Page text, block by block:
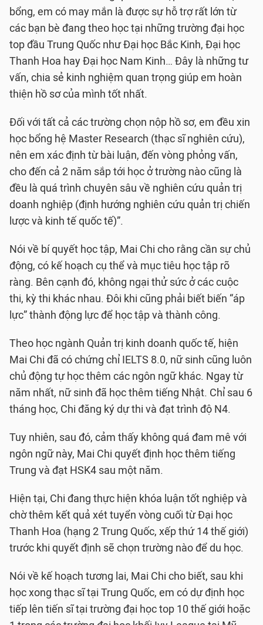
bổng, em có may mắn là được sự hỗ trợ rất lớn từ
các bạn bè đang theo học tại những trường đại học
top đầu Trung Quốc như Đại học Bắc Kinh, Đại học
Thanh Hoa hay Đại học Nam Kinh… Đây là những tư
vấn, chia sẻ kinh nghiệm quan trọng giúp em hoàn
thiện hồ sơ của mình tốt nhất.
Đối với tất cả các trường chọn nộp hồ sơ, em đều xin
học bổng hệ Master Research (thạc sĩ nghiên cứu),
nên em xác định từ bài luận, đến vòng phỏng vấn,
cho đến cả 2 năm sắp tới học ở trường nào cũng là
đều là quá trình chuyên sâu về nghiên cứu quản trị
doanh nghiệp (định hướng nghiên cứu quản trị chiến
lược và kinh tế quốc tế)”.
Nói về bí quyết học tập, Mai Chi cho rằng cần sự chủ
động, có kế hoạch cụ thể và mục tiêu học tập rõ
ràng. Bên cạnh đó, không ngại thử sức ở các cuộc
thi, kỳ thi khác nhau. Đôi khi cũng phải biết biến “áp
lực” thành động lực để học tập và thành công.
Theo học ngành Quản trị kinh doanh quốc tế, hiện
Mai Chi đã có chứng chỉ IELTS 8.0, nữ sinh cũng luôn
chủ động tự học thêm các ngôn ngữ khác. Ngay từ
năm nhất, nữ sinh đã học thêm tiếng Nhật. Chỉ sau 6
tháng học, Chi đăng ký dự thi và đạt trình độ N4.
Tuy nhiên, sau đó, cảm thấy không quá đam mê với
ngôn ngữ này, Mai Chi quyết định học thêm tiếng
Trung và đạt HSK4 sau một năm.
Hiện tại, Chi đang thực hiện khóa luận tốt nghiệp và
chờ thêm kết quả xét tuyển vòng cuối từ Đại học
Thanh Hoa (hạng 2 Trung Quốc, xếp thứ 14 thế giới)
trước khi quyết định sẽ chọn trường nào để du học.
Nói về kế hoạch tương lai, Mai Chi cho biết, sau khi
học xong thạc sĩ tại Trung Quốc, em có dự định học
tiếp lên tiến sĩ tại trường đại học top 10 thế giới hoặc